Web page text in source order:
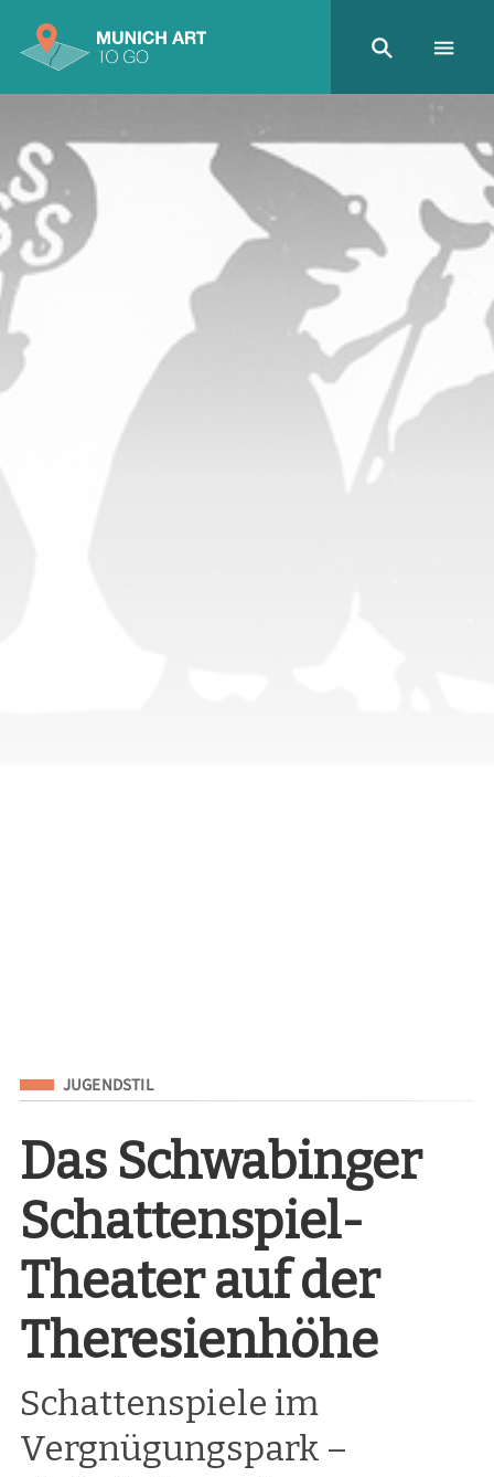
Eingeordnet unter
JUGENDSTIL
Das Schwabinger
Schattenspiel-
Theater auf der
Theresienhöhe
Schattenspiele im
Vergnügungspark –